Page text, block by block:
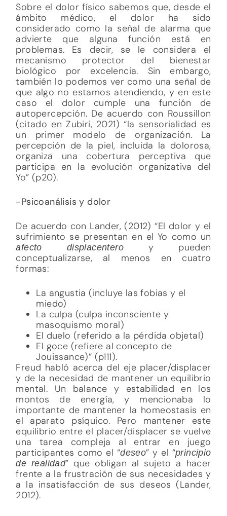
Sobre el dolor físico sabemos que, desde el
ámbito médico, el dolor ha sido
considerado como la señal de alarma que
advierte que alguna función está en
problemas. Es decir, se le considera el
mecanismo protector del bienestar
biológico por excelencia. Sin embargo,
también lo podemos ver como una señal de
que algo no estamos atendiendo, y en este
caso el dolor cumple una función de
autopercepción. De acuerdo con Roussillon
(citado en Zubiri, 2021) “la sensorialidad es
un primer modelo de organización. La
percepción de la piel, incluida la dolorosa,
organiza una cobertura perceptiva que
participa en la evolución organizativa del
Yo” (p20).
-Psicoanálisis y dolor
De acuerdo con Lander, (2012) “El dolor y el
sufrimiento se presentan en el Yo como un
afecto displacentero y pueden
conceptualizarse, al menos en cuatro
formas:
La angustia (incluye las fobias y el
miedo)
La culpa (culpa inconsciente y
masoquismo moral)
El duelo (referido a la pérdida objetal)
El goce (refiere al concepto de
Jouissance)” (p111).
Freud habló acerca del eje placer/displacer
y de la necesidad de mantener un equilibrio
mental. Un balance y estabilidad en los
montos de energía, y mencionaba lo
importante de mantener la homeostasis en
el aparato psíquico. Pero mantener este
equilibrio entre el placer/displacer se vuelve
una tarea compleja al entrar en juego
participantes como el “deseo” y el “principio
de realidad” que obligan al sujeto a hacer
frente a la frustración de sus necesidades y
a la insatisfacción de sus deseos (Lander,
2012).